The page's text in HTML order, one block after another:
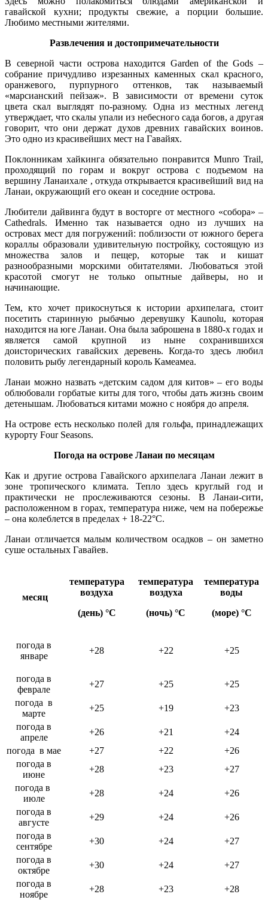
гавайской кухни; продукты свежие, а порции большие.
Любимо местными жителями.
Развлечения и достопримечательности
В северной части острова находится Garden of the Gods –
собрание причудливо изрезанных каменных скал красного,
оранжевого, пурпурного оттенков, так называемый
«марсианский пейзаж». В зависимости от времени суток
цвета скал выглядят по-разному. Одна из местных легенд
утверждает, что скалы упали из небесного сада богов, а другая
говорит, что они держат духов древних гавайских воинов.
Это одно из красивейших мест на Гавайях.
Поклонникам хайкинга обязательно понравится Munro Trail,
проходящий по горам и вокруг острова с подъемом на
вершину Ланаихале , откуда открывается красивейший вид на
Ланаи, окружающий его океан и соседние острова.
Любители дайвинга будут в восторге от местного «собора» –
Cathedrals. Именно так называется одно из лучших на
островах мест для погружений: поблизости от южного берега
кораллы образовали удивительную постройку, состоящую из
множества залов и пещер, которые так и кишат
разнообразными морскими обитателями. Любоваться этой
красотой смогут не только опытные дайверы, но и
начинающие.
Тем, кто хочет прикоснуться к истории архипелага, стоит
посетить старинную рыбачью деревушку Kaunolu, которая
находится на юге Ланаи. Она была заброшена в 1880-х годах и
является самой крупной из ныне сохранившихся
доисторических гавайских деревень. Когда-то здесь любил
половить рыбу легендарный король Камеамеа.
Ланаи можно назвать «детским садом для китов» – его воды
облюбовали горбатые киты для того, чтобы дать жизнь своим
детенышам. Любоваться китами можно с ноября до апреля.
На острове есть несколько полей для гольфа, принадлежащих
курорту Four Seasons.
Погода на острове Ланаи по месяцам
Как и другие острова Гавайского архипелага Ланаи лежит в
зоне тропического климата. Тепло здесь круглый год и
практически не прослеживаются сезоны. В Ланаи-сити,
расположенном в горах, температура ниже, чем на побережье
– она колеблется в пределах + 18-22°C.
Ланаи отличается малым количеством осадков – он заметно
суше остальных Гавайев.
месяц
температура
воздуха
(день) °C
температура
воздуха
(ночь) °C
температура
воды
(море) °C
погода в
январе
+28 +22 +25
погода в
феврале
+27 +25
+25
погода в
марте
+25 +19
+23
погода в
апреле
+26 +21
+24
погода в мае
+27 +22
+26
погода в
июне
+28 +23
+27
погода в
июле
+28 +24
+26
погода в
августе
+29 +24
+26
погода в
сентябре
+30 +24
+27
погода в
октябре
+30 +24
+27
погода в
ноябре
+28 +23
+28